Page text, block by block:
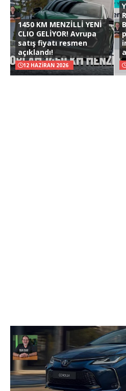
1450 KM MENZİLLİ YENİ
CLIO GELİYOR! Avrupa
satış fiyatı resmen
açıklandı!
12 HAZIRAN 2026